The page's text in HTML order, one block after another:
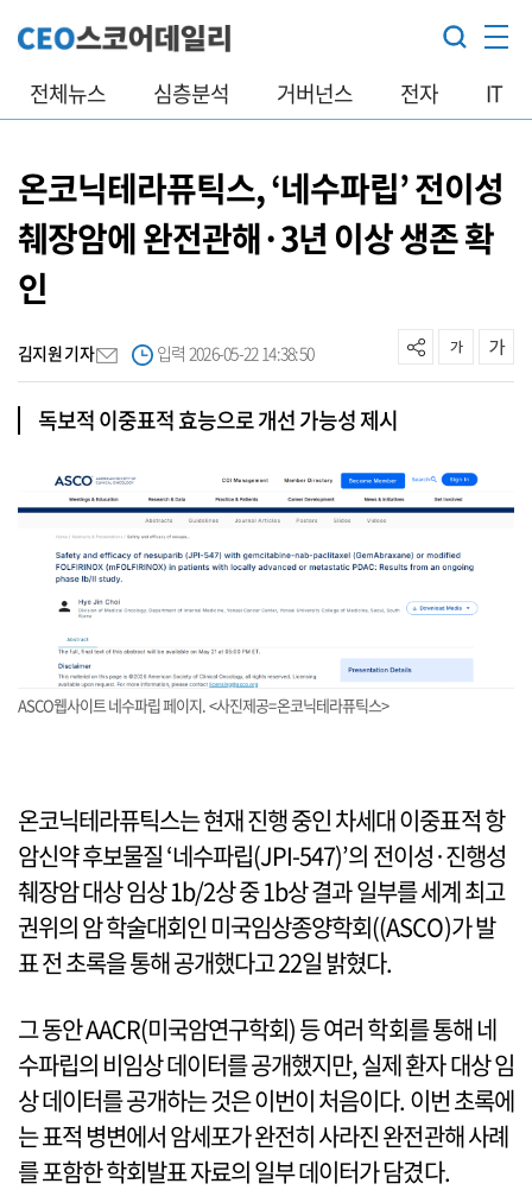
전체뉴스 심층분석 거버넌스 전자 IT
온코닉테라퓨틱스, ‘네수파립’ 전이성
췌장암에 완전관해·3년 이상 생존 확
인
김지원 기자 입력 2026-05-22 14:38:50
독보적 이중표적 효능으로 개선 가능성 제시
ASCO웹사이트 네수파립 페이지. <사진제공=온코닉테라퓨틱스>
온코닉테라퓨틱스는 현재 진행 중인 차세대 이중표적 항
암신약 후보물질 ‘네수파립(JPI-547)’의 전이성·진행성
췌장암 대상 임상 1b/2상 중 1b상 결과 일부를 세계 최고
권위의 암 학술대회인 미국임상종양학회((ASCO)가 발
표 전 초록을 통해 공개했다고 22일 밝혔다.
그 동안 AACR(미국암연구학회) 등 여러 학회를 통해 네
수파립의 비임상 데이터를 공개했지만, 실제 환자 대상 임
상 데이터를 공개하는 것은 이번이 처음이다. 이번 초록에
는 표적 병변에서 암세포가 완전히 사라진 완전관해 사례
를 포함한 학회발표 자료의 일부 데이터가 담겼다.